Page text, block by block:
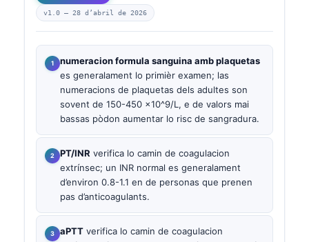
v1.0 — 28 d’abril de 2026
numeracion formula sanguina amb plaquetas
es generalament lo primièr examen; las
numeracions de plaquetas dels adultes son
sovent de 150-450 x10^9/L, e de valors mai
bassas pòdon aumentar lo risc de sangradura.
PT/INR verifica lo camin de coagulacion
extrínsec; un INR normal es generalament
d’environ 0.8-1.1 en de personas que prenen
pas d’anticoagulants.
aPTT verifica lo camin de coagulacion